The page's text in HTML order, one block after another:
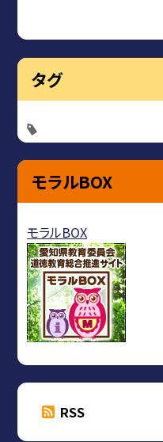
タグ
モラルBOX
モラルBOX
RSS